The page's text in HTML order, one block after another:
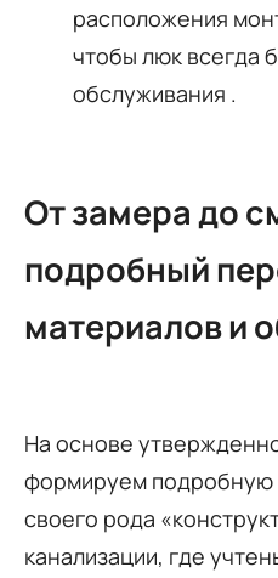
расположения
чтобы люк всегда
обслуживания .
От замера до
подробный
материалов и
На основе
формируем подробную
своего рода
канализации, где